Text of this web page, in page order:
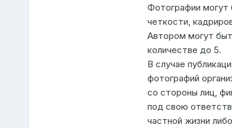
Фотографии могут
четкости,
Автором могут
количестве до 5.
В случае
фотографий
со стороны лиц,
под свою
частной жизни